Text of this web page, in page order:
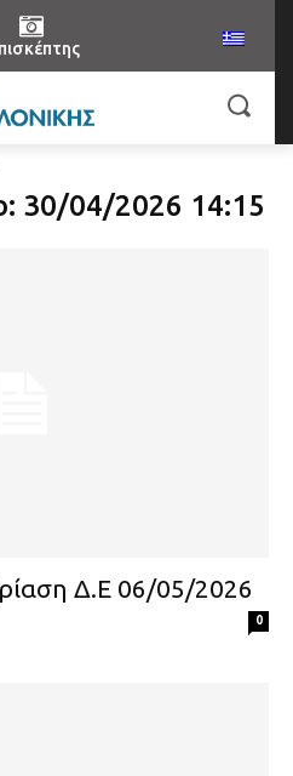
30/04/2026 14:15
Δ.Ε 06/05/2026
0